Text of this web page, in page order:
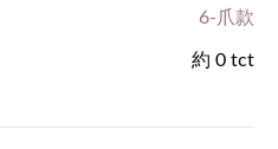
6-爪款
約 0 tct